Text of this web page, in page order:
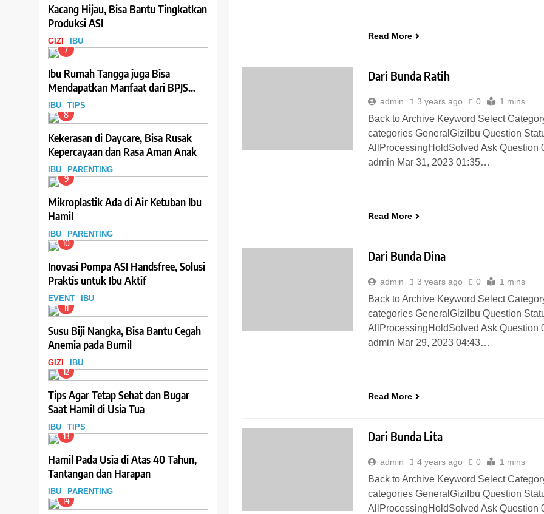
Kacang Hijau, Bisa Bantu Tingkatkan
Produksi ASI
GIZI IBU
7
Ibu Rumah Tangga juga Bisa
Mendapatkan Manfaat dari BPJS
Ketenagakerjaan, Begini Cara
Daftarnya
IBU TIPS
8
Kekerasan di Daycare, Bisa Rusak
Kepercayaan dan Rasa Aman Anak
IBU PARENTING
9
Mikroplastik Ada di Air Ketuban Ibu
Hamil
IBU PARENTING
10
Inovasi Pompa ASI Handsfree, Solusi
Praktis untuk Ibu Aktif
EVENT IBU
11
Susu Biji Nangka, Bisa Bantu Cegah
Anemia pada Bumil
GIZI IBU
12
Tips Agar Tetap Sehat dan Bugar
Saat Hamil di Usia Tua
IBU TIPS
13
Hamil Pada Usia di Atas 40 Tahun,
Tantangan dan Harapan
IBU PARENTING
14
Read More
Dari Bunda Ratih
admin 3 years ago 0 1 mins
Back to Archive Keyword Select Category
categories GeneralGiziIbu Question
AllProcessingHoldSolved Ask Question
admin Mar 31, 2023 01:35…
Read More
Dari Bunda Dina
admin 3 years ago 0 1 mins
Back to Archive Keyword Select Category
categories GeneralGiziIbu Question
AllProcessingHoldSolved Ask Question
admin Mar 29, 2023 04:43…
Read More
Dari Bunda Lita
admin 4 years ago 0 1 mins
Back to Archive Keyword Select Category
categories GeneralGiziIbu Question
AllProcessingHoldSolved Ask Question